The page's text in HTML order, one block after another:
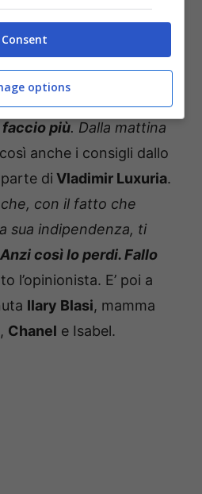
affermato di aver visto
totale
“, ha invece replicato il
faccio più. Dalla mattina
anche i consigli dallo
di Vladimir Luxuria.
con il fatto che
sua indipendenza, ti
Anzi così lo perdi. Fallo
l’opinionista. E’ poi a
Ilary Blasi, mamma
, Chanel e Isabel.
Consent
options